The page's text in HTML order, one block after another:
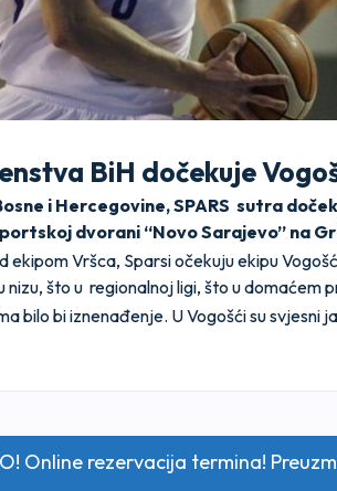
BiH dočekuje
i Hercegovine, SPARS sutra
dvorani “Novo Sarajevo” na
ekipom Vršca, Sparsi očekuju ekipu
nizu, što u regionalnoj ligi, što u domaćem
bilo bi iznenađenje. U Vogošći su svjesni
Online rezervacija termina!